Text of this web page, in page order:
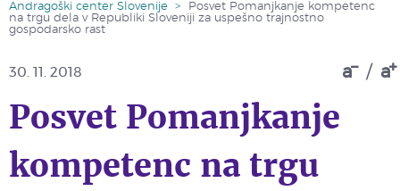
Andragoški center Slovenije >
Posvet Pomanjkanje kompetenc
na trgu dela v Republiki Sloveniji za uspešno trajnostno
gospodarsko rast
a / a
30. 11. 2018
Posvet Pomanjkanje
kompetenc na trgu